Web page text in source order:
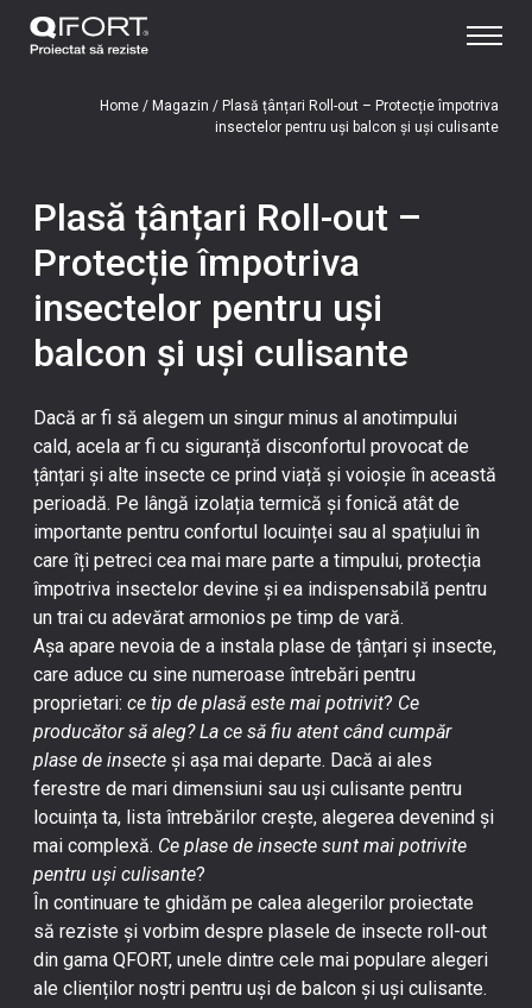
Home/ Magazin / Plasă țânțari Roll-out – Protecție împotriva
insectelor pentru uși balcon și uși culisante
Plasă țânțari Roll-out –
Protecție împotriva
insectelor pentru uși
balcon și uși culisante
Dacă ar fi să alegem un singur minus al anotimpului
cald, acela ar fi cu siguranță disconfortul provocat de
țânțari și alte insecte ce prind viață și voioșie în această
perioadă. Pe lângă izolația termică și fonică atât de
importante pentru confortul locuinței sau al spațiului în
care îți petreci cea mai mare parte a timpului, protecția
împotriva insectelor devine și ea indispensabilă pentru
un trai cu adevărat armonios pe timp de vară.
Așa apare nevoia de a instalaplase de țânțari și insecte,
care aduce cu sine numeroase întrebări pentru
proprietari:ce tip de plasă este mai potrivit? Ce
producător să aleg? La ce să fiu atent când cumpăr
plase de insecte și așa mai departe. Dacă ai ales
ferestre de mari dimensiuni sau uși culisante pentru
locuința ta, lista întrebărilor crește, alegerea devenind și
mai complexă. Ce plase de insecte sunt mai potrivite
pentru uși culisante?
În continuare te ghidăm pe calea alegerilor proiectate
să reziste și vorbim despreplasele de insecte roll-out
din gama QFORT, unele dintre cele mai populare alegeri
ale clienților noștri pentru uși de balcon și uși culisante.